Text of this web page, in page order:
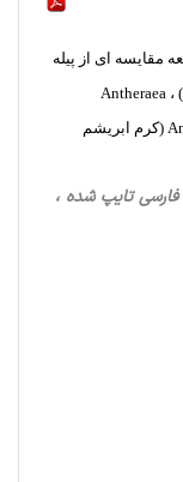
مقایسه ای از پیله
های کرم ابریشم Bombyx mori (بومبیکس موری) ، Antheraea
assamensis (کرم ابریشم مونگا) ، Antheraea pernyi (کرم ابریشم
شیمی نساجی، 16 صفحه فارسی تایپ شده ،